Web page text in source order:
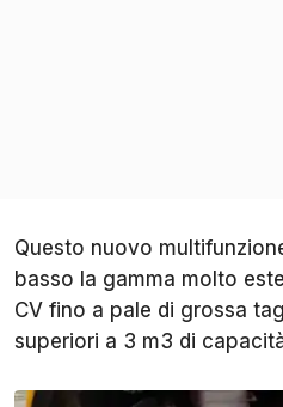
Questo nuovo
basso la gamma molto
CV fino a pale di grossa
superiori a 3 m3 di